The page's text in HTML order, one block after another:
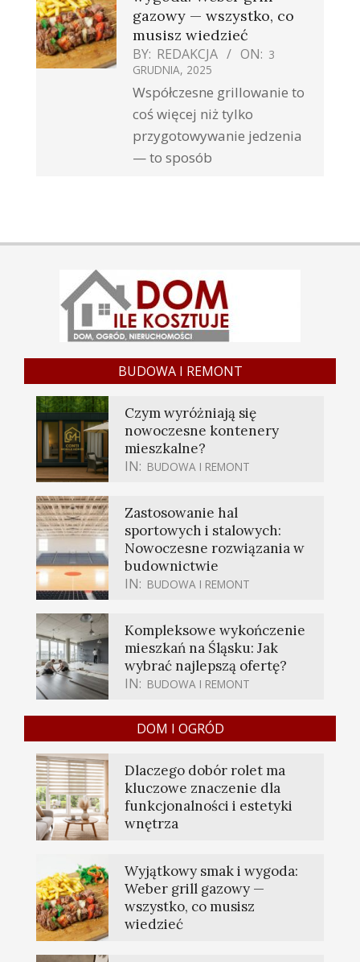
gazowy — wszystko, co
musisz wiedzieć
BY: REDAKCJA ON: 3
GRUDNIA, 2025
Współczesne grillowanie to
coś więcej niż tylko
przygotowywanie jedzenia
— to sposób
BUDOWA I REMONT
Czym wyróżniają się
nowoczesne kontenery
mieszkalne?
IN: BUDOWA I REMONT
Zastosowanie hal
sportowych i stalowych:
Nowoczesne rozwiązania w
budownictwie
IN: BUDOWA I REMONT
Kompleksowe wykończenie
mieszkań na Śląsku: Jak
wybrać najlepszą ofertę?
IN: BUDOWA I REMONT
DOM I OGRÓD
Dlaczego dobór rolet ma
kluczowe znaczenie dla
funkcjonalności i estetyki
wnętrza
Wyjątkowy smak i wygoda:
Weber grill gazowy —
wszystko, co musisz
wiedzieć